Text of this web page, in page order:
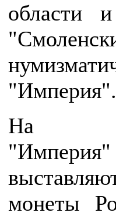
области и
"Империя".
На
монеты